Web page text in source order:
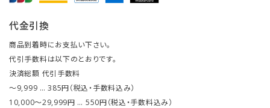
代金引換
商品到着時にお支払い下さい。
代引手数料は以下のとおりです。
決済総額 代引手数料
～9,999 … 385円（税込・手数料込み）
10,000～29,999円 … 550円（税込・手数料込み）